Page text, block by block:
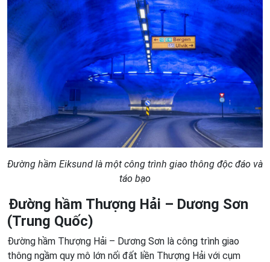
Đường hầm Eiksund là một công trình giao thông độc đáo và
táo bạo
Đường hầm Thượng Hải – Dương Sơn
(Trung Quốc)
Đường hầm Thượng Hải – Dương Sơn là công trình giao
thông ngầm quy mô lớn nối đất liền Thượng Hải với cụm